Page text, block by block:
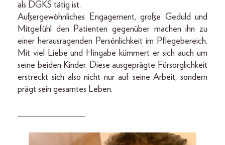
als DGKS tätig ist.
Außergewöhnliches Engagement, große Geduld und
Mitgefühl den Patienten gegenüber machen ihn zu
einer herausragenden Persönlichkeit im Pflegebereich.
Mit viel Liebe und Hingabe kümmert er sich auch um
seine beiden Kinder. Diese ausgeprägte Fürsorglichkeit
erstreckt sich also nicht nur auf seine Arbeit, sondern
prägt sein gesamtes Leben.
_______________